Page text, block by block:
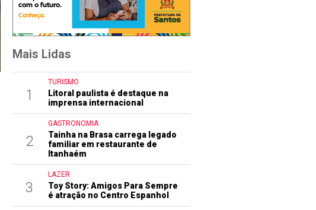
Mais Lidas
1
TURISMO
Litoral paulista é destaque na
imprensa internacional
2
GASTRONOMIA
Tainha na Brasa carrega legado
familiar em restaurante de
Itanhaém
3
LAZER
Toy Story: Amigos Para Sempre
é atração no Centro Espanhol